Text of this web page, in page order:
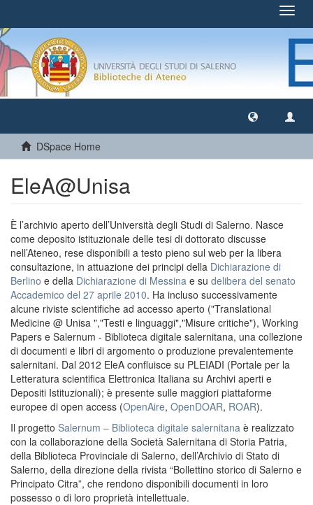
DSpace Home
EleA@Unisa
È l’archivio aperto dell’Università degli Studi di Salerno. Nasce
come deposito istituzionale delle tesi di dottorato discusse
nell’Ateneo, rese disponibili a testo pieno sul web per la libera
consultazione, in attuazione dei principi della Dichiarazione di
Berlino e della Dichiarazione di Messina e su delibera del senato
Accademico del 27 aprile 2010. Ha incluso successivamente
alcune riviste scientifiche ad accesso aperto ("Translational
Medicine @ Unisa ","Testi e linguaggi","Misure critiche"), Working
Papers e Salernum - Biblioteca digitale salernitana, una collezione
di documenti e libri di argomento o produzione prevalentemente
salernitani. Dal 2012 EleA confluisce su PLEIADI (Portale per la
Letteratura scientifica Elettronica Italiana su Archivi aperti e
Depositi Istituzionali); è presente sulle maggiori piattaforme
europee di open access (OpenAire, OpenDOAR, ROAR).
Il progetto Salernum – Biblioteca digitale salernitana è realizzato
con la collaborazione della Società Salernitana di Storia Patria,
della Biblioteca Provinciale di Salerno, dell’Archivio di Stato di
Salerno, della direzione della rivista “Bollettino storico di Salerno e
Principato Citra”, che rendono disponibili documenti in loro
possesso o di loro proprietà intellettuale.